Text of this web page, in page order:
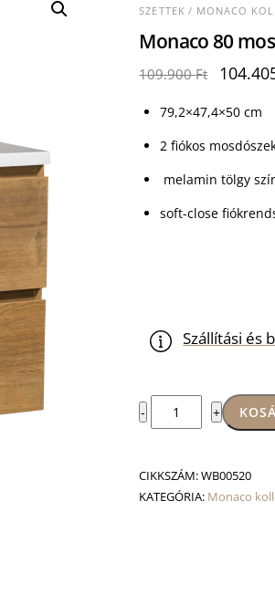
SZETTEK/ MONACO
Monaco 80
109.900Ft
was:
79,2×47,4×50 cm
2 fiókos
melamin tölgy
soft-close
Szállítási és
-
Monaco
80
mennyiség
+
CIKKSZÁM:WB00520
KATEGÓRIA: Monaco